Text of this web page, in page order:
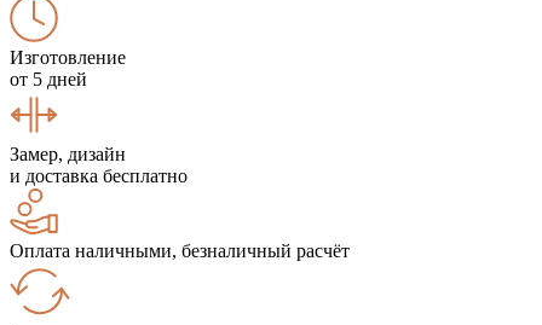
Изготовление
от 5 дней
Замер, дизайн
и доставка бесплатно
Оплата наличными, безналичный расчёт